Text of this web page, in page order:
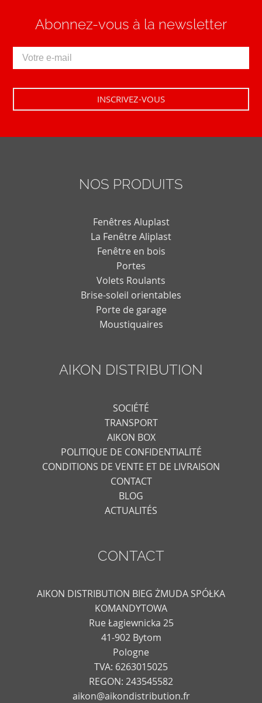
Abonnez-vous à la newsletter
NOS PRODUITS
Fenêtres Aluplast
La Fenêtre Aliplast
Fenêtre en bois
Portes
Volets Roulants
Brise-soleil orientables
Porte de garage
Moustiquaires
AIKON DISTRIBUTION
SOCIÉTÉ
TRANSPORT
AIKON BOX
POLITIQUE DE CONFIDENTIALITÉ
CONDITIONS DE VENTE ET DE LIVRAISON
CONTACT
BLOG
ACTUALITÉS
CONTACT
AIKON DISTRIBUTION BIEG ŻMUDA SPÓŁKA
KOMANDYTOWA
Rue Łagiewnicka 25
41-902 Bytom
Pologne
TVA: 6263015025
REGON: 243545582
aikon@aikondistribution.fr